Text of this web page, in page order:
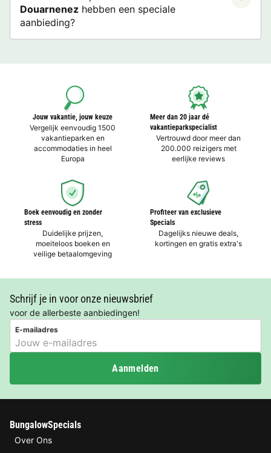
Douarnenez hebben een speciale
aanbieding?
Jouw vakantie, jouw keuze
Vergelijk eenvoudig 1500
vakantieparken en
accommodaties in heel
Europa
Meer dan 20 jaar dé
vakantieparkspecialist
Vertrouwd door meer dan
200.000 reizigers met
eerlijke reviews
Boek eenvoudig en zonder
stress
Duidelijke prijzen,
moeiteloos boeken en
veilige betaalomgeving
Profiteer van exclusieve
Specials
Dagelijks nieuwe deals,
kortingen en gratis extra's
Schrijf je in voor onze nieuwsbrief
voor de allerbeste aanbiedingen!
E-mailadres
Aanmelden
BungalowSpecials
Over Ons